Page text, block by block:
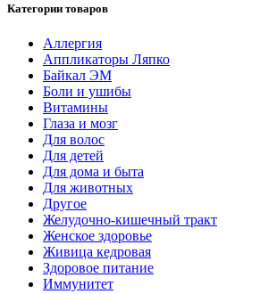
Категории товаров
Аллергия
Аппликаторы Ляпко
Байкал ЭМ
Боли и ушибы
Витамины
Глаза и мозг
Для волос
Для детей
Для дома и быта
Для животных
Другое
Желудочно-кишечный тракт
Женское здоровье
Живица кедровая
Здоровое питание
Иммунитет